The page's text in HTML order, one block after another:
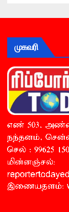
முகவரி